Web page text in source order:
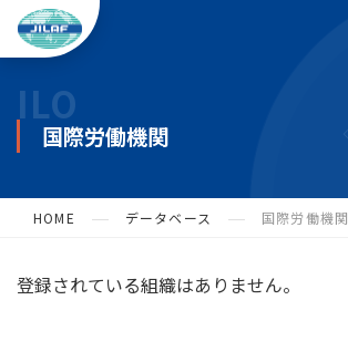
ILO
国際労働機関
HOME データベース 国際労働機関
登録されている組織はありません。